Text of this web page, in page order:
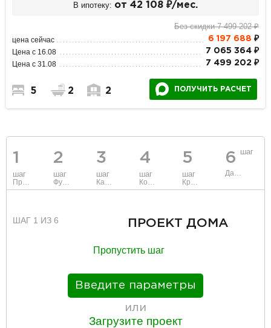
1
шаг
Проект
2
шаг
Фундамент
3
шаг
Каркас и стены
4
шаг
Коммуникации
5
шаг
Крыша
6 шаг
Данные
ШАГ 1 ИЗ 6 ПРОЕКТ ДОМА
Пропустить шаг
Введите параметры
или
Загрузите проект
В ипотеку: от 42 108 ₽/мес.
Без скидки 7 499 202 ₽
цена сейчас 6 197 688 ₽
Цена с 16.08 7 065 364 ₽
Цена с 31.08 7 499 202 ₽
5 2 2 ПОЛУЧИТЬ РАСЧЕТ